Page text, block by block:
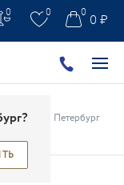
0 0 0 ₽
0
Золотой Петербург